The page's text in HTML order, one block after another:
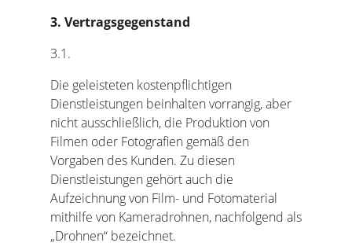
3. Vertragsgegenstand
3.1.
Die geleisteten kostenpflichtigen
Dienstleistungen beinhalten vorrangig, aber
nicht ausschließlich, die Produktion von
Filmen oder Fotografien gemäß den
Vorgaben des Kunden. Zu diesen
Dienstleistungen gehört auch die
Aufzeichnung von Film- und Fotomaterial
mithilfe von Kameradrohnen, nachfolgend als
„Drohnen“ bezeichnet.